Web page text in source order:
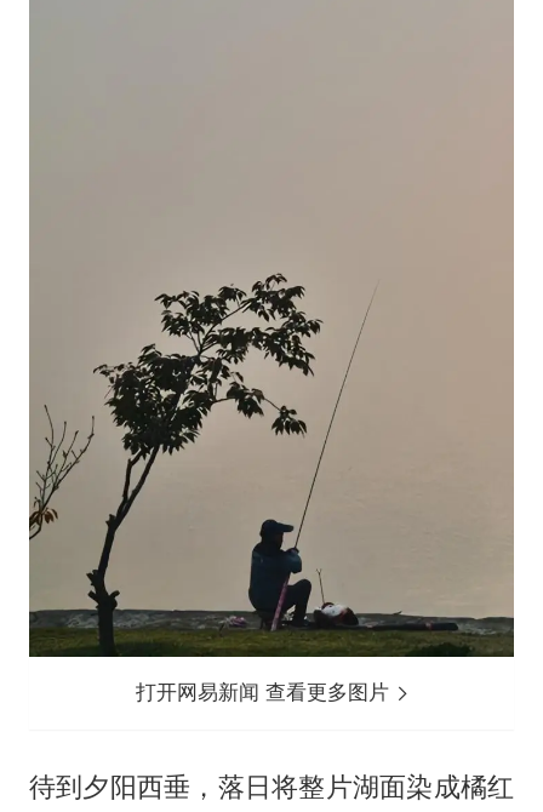
打开网易新闻 查看更多图片
待到夕阳西垂，落日将整片湖面染成橘红